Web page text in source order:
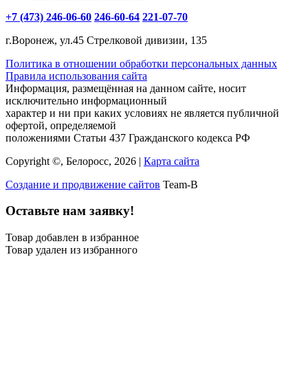
+7 (473) 246-06-60 246-60-64 221-07-70
г.Воронеж, ул.45 Стрелковой дивизии, 135
Политика в отношении обработки персональных данных
Правила использования сайта
Информация, размещённая на данном сайте, носит
исключительно информационный
характер и ни при каких условиях не является публичной
офертой, определяемой
положениями Статьи 437 Гражданского кодекса РФ
Copyright ©, Белоросс, 2026 | Карта сайта
Создание и продвижение сайтов Team-B
Оставьте нам заявку!
Товар добавлен в избранное
Товар удален из избранного